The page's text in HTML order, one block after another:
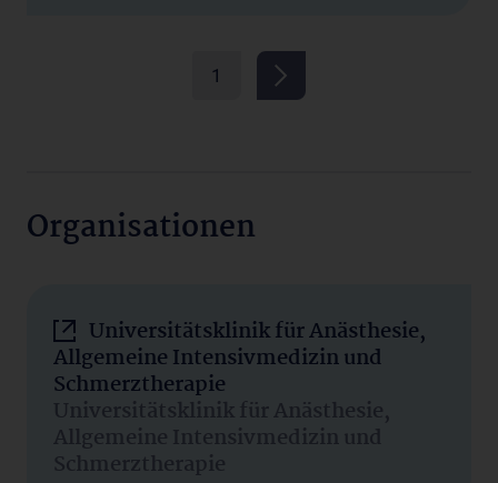
1
Organisationen
Universitätsklinik für Anästhesie,
Allgemeine Intensivmedizin und
Schmerztherapie
Universitätsklinik für Anästhesie,
Allgemeine Intensivmedizin und
Schmerztherapie